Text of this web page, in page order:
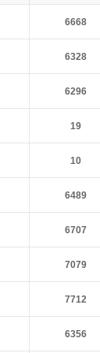
6668
6328
6296
19
10
6489
6707
7079
7712
6356